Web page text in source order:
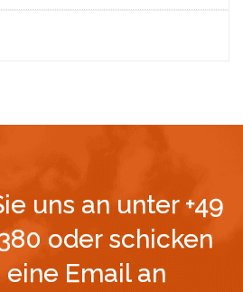
uns an unter +49
oder schicken
eine Email an